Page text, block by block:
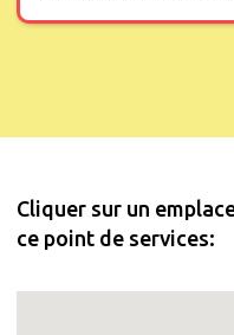
Cliquer sur un
ce point de services: